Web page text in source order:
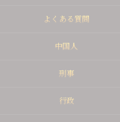
よくある質問
中国人
刑事
行政